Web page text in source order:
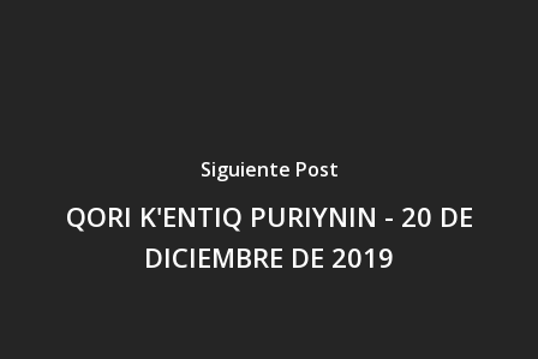
Siguiente Post
QORI K'ENTIQ PURIYNIN - 20 DE
DICIEMBRE DE 2019